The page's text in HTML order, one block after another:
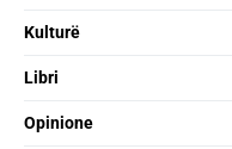
Kulturë
Libri
Opinione